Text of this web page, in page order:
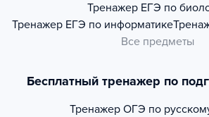
Тренажер ЕГЭ по
Тренажер ЕГЭ по информатике
Все предметы
Бесплатный тренажер по
Тренажер ОГЭ по